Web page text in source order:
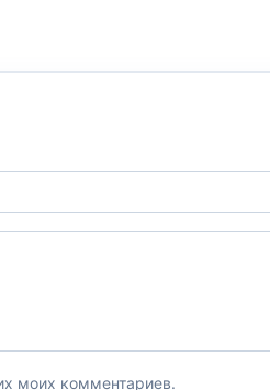
моих комментариев.